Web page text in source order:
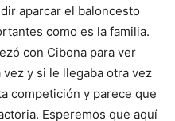
aparcar el baloncesto
como es la familia.
con Cibona para ver
y si le llegaba otra vez
competición y parece que
Esperemos que aquí